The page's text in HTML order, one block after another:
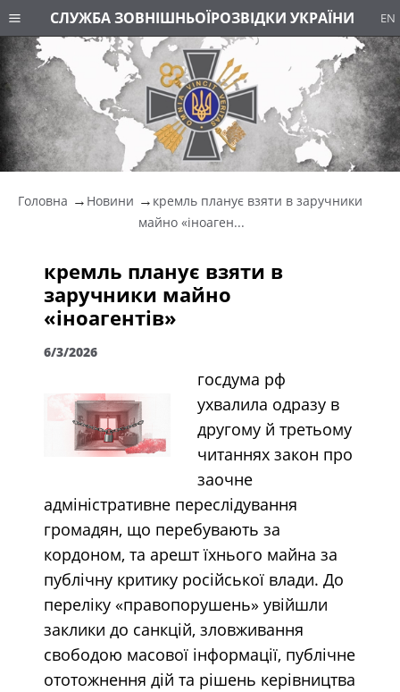
СЛУЖБА ЗОВНІШНЬОЇРОЗВІДКИ УКРАЇНИ EN
Головна Новини
кремль планує взяти в заручники
майно «іноаген...
кремль планує взяти в
заручники майно
«іноагентів»
6/3/2026
госдума рф
ухвалила одразу в
другому й третьому
читаннях закон про
заочне
адміністративне переслідування
громадян, що перебувають за
кордоном, та арешт їхнього майна за
публічну критику російської влади. До
переліку «правопорушень» увійшли
заклики до санкцій, зловживання
свободою масової інформації, публічне
ототожнення дій та рішень керівництва